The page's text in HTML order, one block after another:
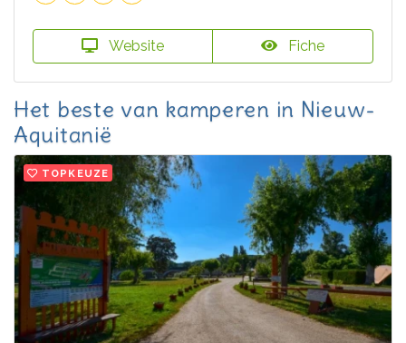
Website Fiche
Het beste van kamperen in Nieuw-
Aquitanië
TOPKEUZE